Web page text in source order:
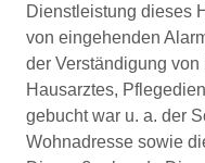
Dienstleistung dieses
von eingehenden
der Verständigung
Hausarztes,
gebucht war u. a. der
Wohnadresse sowie